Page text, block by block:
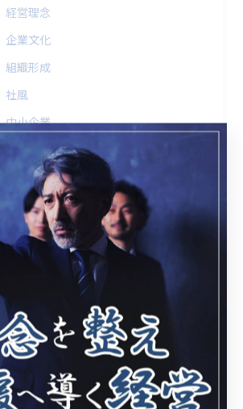
経営理念
企業文化
組織形成
社風
中小企業
最近の投稿 Recent Posts
2026/05/02
タグ Tags